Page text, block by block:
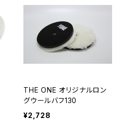
THE ONE オリジナルロン
グウールバフ130
¥2,728